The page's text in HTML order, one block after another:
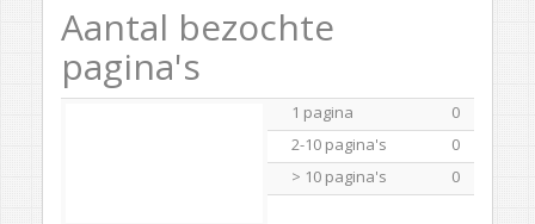
Aantal bezochte
pagina's
1 pagina
0
2-10 pagina's
0
> 10 pagina's
0